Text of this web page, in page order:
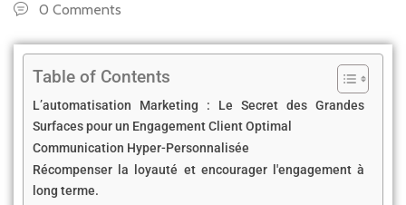
0 Comments
Table of Contents
L’automatisation Marketing : Le Secret des Grandes
Surfaces pour un Engagement Client Optimal
Communication Hyper-Personnalisée
Récompenser la loyauté et encourager l'engagement à
long terme.